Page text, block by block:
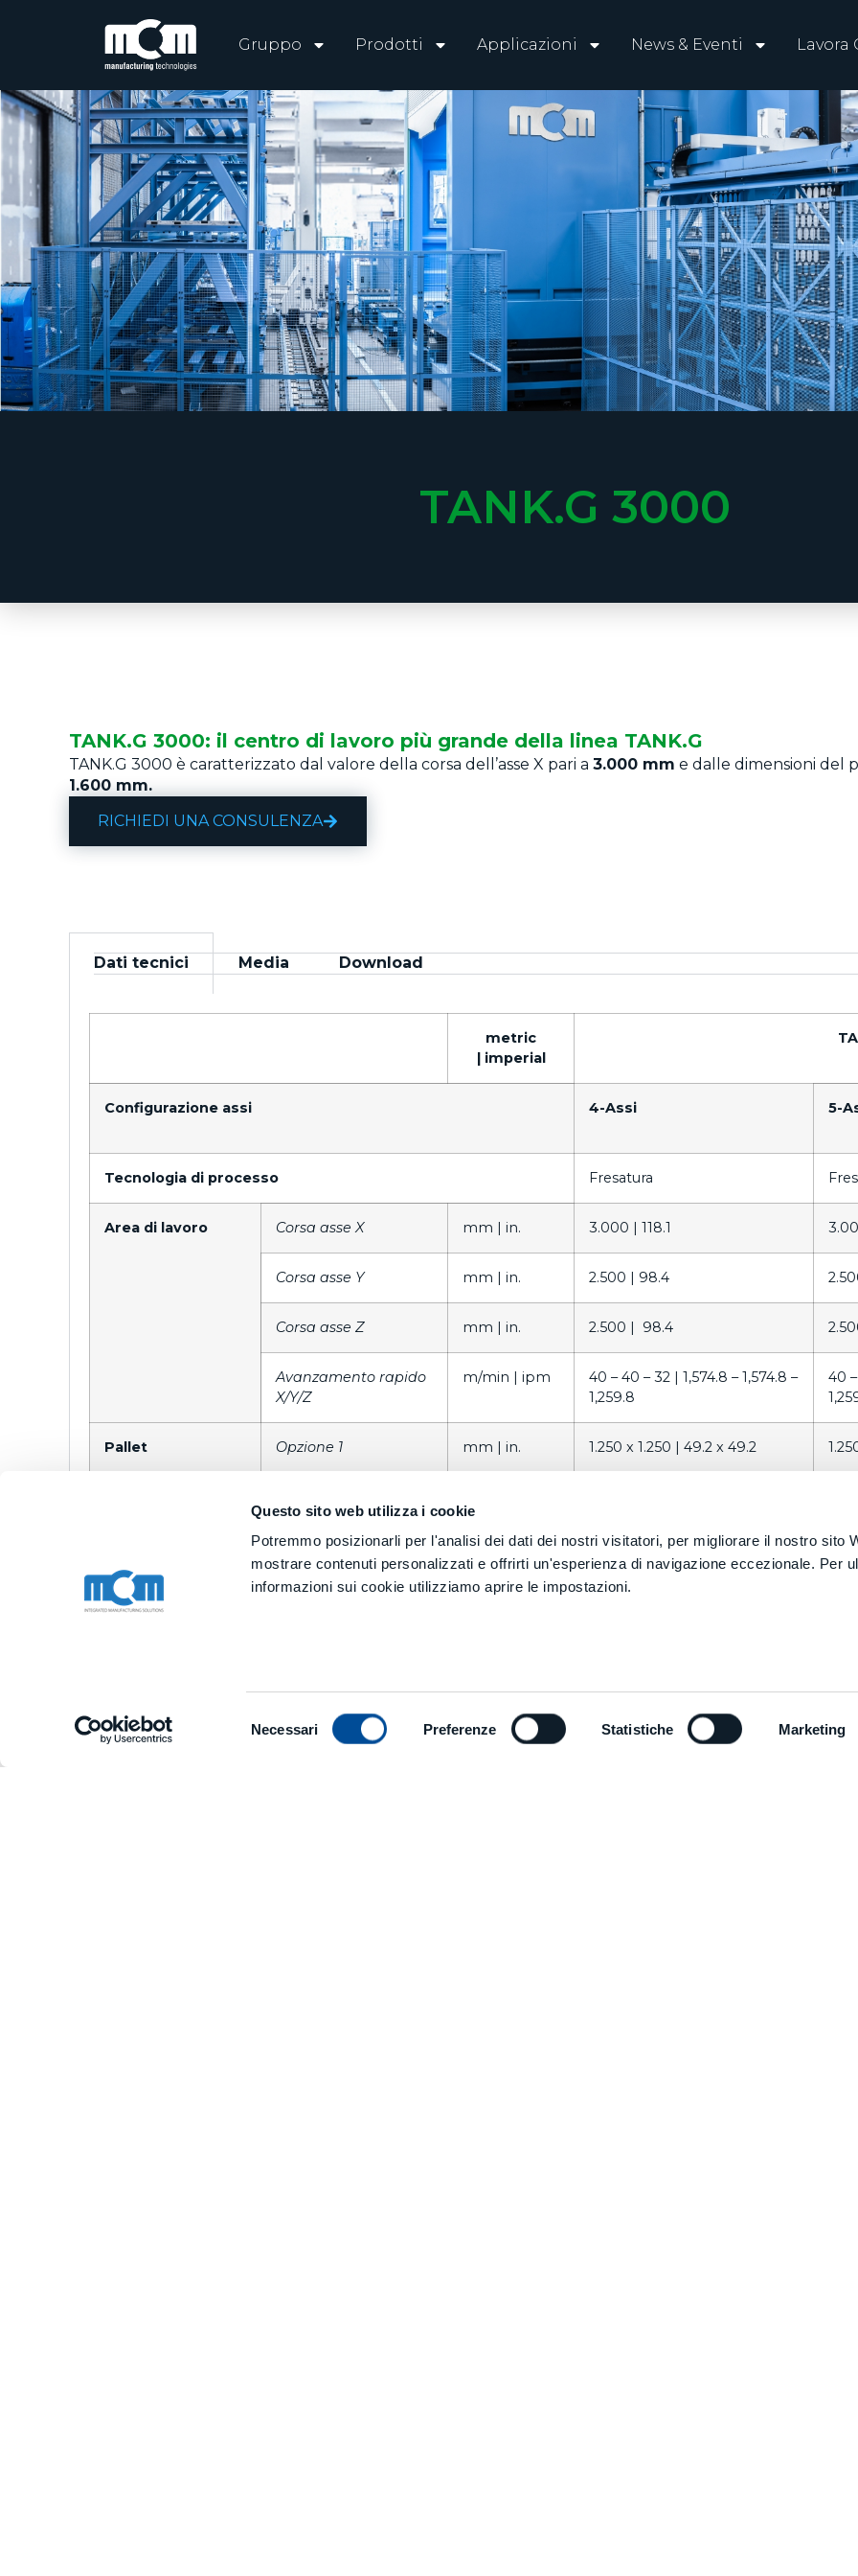
Questo sito web utilizza i cookie
Potremmo posizionarli per l'analisi dei dati dei nostri visitatori, per migliorare il nostro sito
mostrare contenuti personalizzati e offrirti un'esperienza di navigazione eccezionale. Per
informazioni sui cookie utilizziamo aprire le impostazioni.
del
Necessari Preferenze Statistiche Marketing
Gruppo Prodotti Applicazioni News & Eventi Lavora
TANK.G 3000
TANK.G 3000: il centro di lavoro più grande della linea TANK.G
TANK.G 3000 è caratterizzato dal valore della corsa dell’asse X pari a 3.000 mm e dalle dimensioni del
1.600 mm.
RICHIEDI UNA CONSULENZA
Dati tecnici Media Download
metric
| imperial
Configurazione assi 4-Assi 5-
Tecnologia di processo Fresatura
Area di lavoro Corsa asse X mm | in. 3.000 | 118.1
Corsa asse Y mm | in. 2.500 | 98.4
Corsa asse Z mm | in. 2.500 | 98.4
Avanzamento rapido
X/Y/Z
m/min | ipm 40 – 40 – 32 | 1,574.8 – 1,574.8 –
1,259.8
40
Pallet Opzione 1 mm | in. 1.250 x 1.250 | 49.2 x 49.2
(asse B)
Velocità massima
rotazione
min-1 8 / 15 8 /
5° asse (asse A)
Mandrino Attacco utensile HSK / ISO